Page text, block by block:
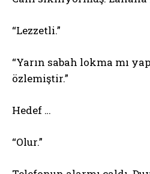
“Lezzetli.”
“Yarın sabah lokma mı
özlemiştir.”
Hedef …
“Olur.”